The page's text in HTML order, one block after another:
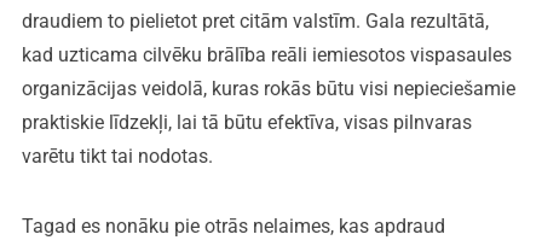
draudiem to pielietot pret citām valstīm. Gala rezultātā,
kad uzticama cilvēku brālība reāli iemiesotos vispasaules
organizācijas veidolā, kuras rokās būtu visi nepieciešamie
praktiskie līdzekļi, lai tā būtu efektīva, visas pilnvaras
varētu tikt tai nodotas.
Tagad es nonāku pie otrās nelaimes, kas apdraud